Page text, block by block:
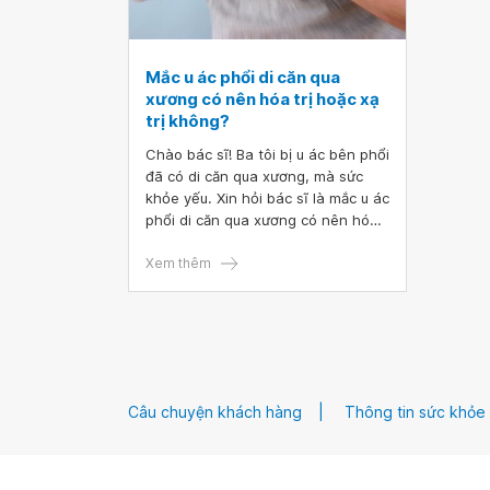
Mắc u ác phổi di căn qua
xương có nên hóa trị hoặc xạ
trị không?
Chào bác sĩ! Ba tôi bị u ác bên phổi
đã có di căn qua xương, mà sức
khỏe yếu. Xin hỏi bác sĩ là mắc u ác
phổi di căn qua xương có nên hóa
bác sĩ.
Xem thêm
Câu chuyện khách hàng Thông tin sức khỏe